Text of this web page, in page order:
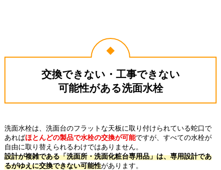
交換できない・工事できない
可能性がある洗面水栓
洗面水栓は、洗面台のフラットな天板に取り付けられている蛇口で
あればほとんどの製品で水栓の交換が可能ですが、すべての水栓が
自由に取り替えられるわけではありません。
設計が複雑である「洗面所・洗面化粧台専用品」は、専用設計であ
るがゆえに交換できない可能性があります。